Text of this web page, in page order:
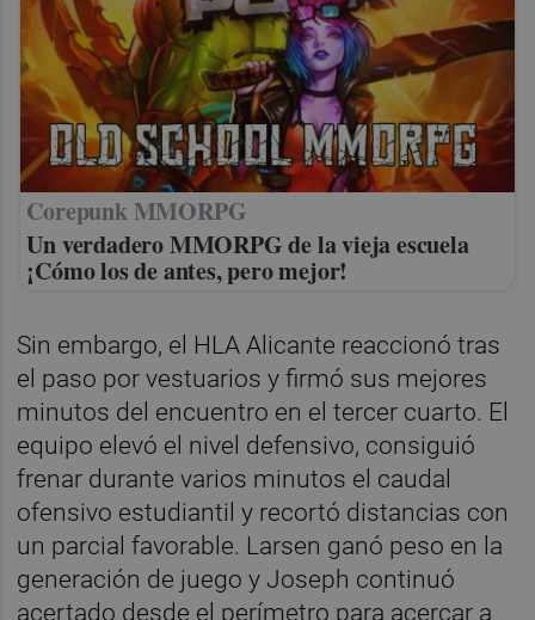
Corepunk MMORPG
Un verdadero MMORPG de la vieja escuela
¡Cómo los de antes, pero mejor!
Sin embargo, el HLA Alicante reaccionó tras
el paso por vestuarios y firmó sus mejores
minutos del encuentro en el tercer cuarto. El
equipo elevó el nivel defensivo, consiguió
frenar durante varios minutos el caudal
ofensivo estudiantil y recortó distancias con
un parcial favorable. Larsen ganó peso en la
generación de juego y Joseph continuó
acertado desde el perímetro para acercar a